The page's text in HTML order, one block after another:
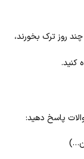
روز ترک بخورند،
کنید.
پاسخ دهید: